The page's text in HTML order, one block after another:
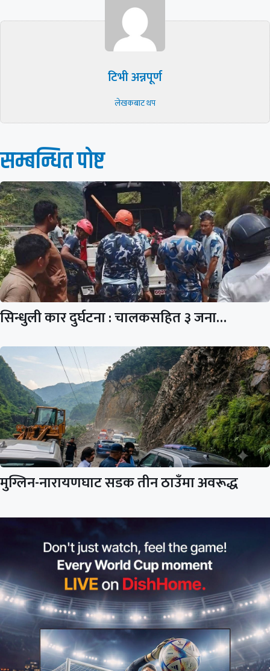
टिभी अन्नपूर्ण
लेखकबाट थप
सम्बन्धित पाेष्ट
सिन्धुली कार दुर्घटना : चालकसहित ३ जना…
मुग्लिन-नारायणघाट सडक तीन ठाउँमा अवरूद्ध